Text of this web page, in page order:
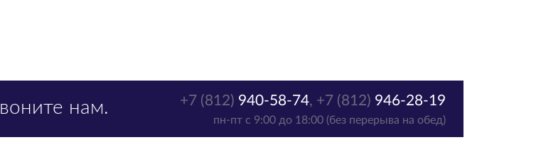
+7 (812) 940-58-74, +7 (812) 946-28-19
пн-пт с 9:00 до 18:00 (без перерыва на обед)
нам.